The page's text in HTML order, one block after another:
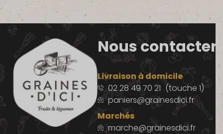
Nous contacter
Livraison à domicile
02 28 49 70 21 (touche 1)
paniers@grainesdici.fr
Marchés
marche@grainesdici.fr